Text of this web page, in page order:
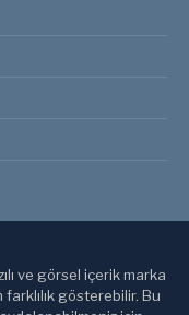
ve görsel içerik marka
gösterebilir. Bu